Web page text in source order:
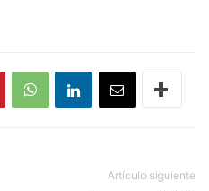
Artículo siguiente